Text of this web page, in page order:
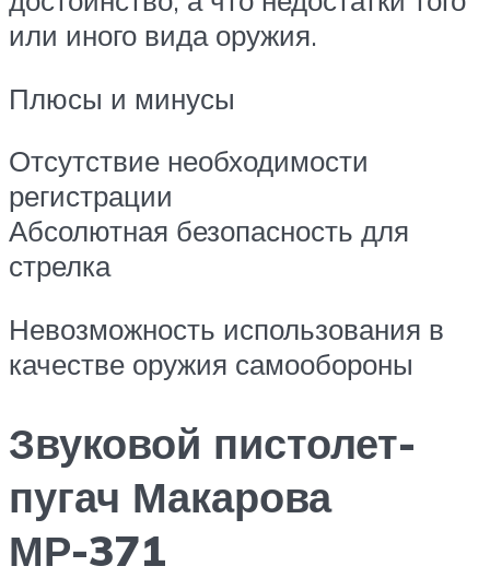
или иного вида оружия.
Плюсы и минусы
Отсутствие необходимости
регистрации
Абсолютная безопасность для
стрелка
Невозможность использования в
качестве оружия самообороны
Звуковой пистолет-
пугач Макарова
МР-371